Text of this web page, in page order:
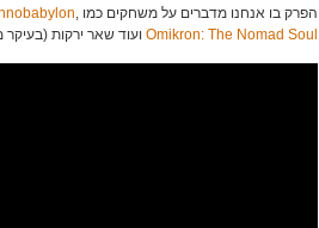
הפרק בו אנחנו מדברים על משחקים כמו ,
Omikron: The Nomad Soul ועוד שאר ירקות (בעיקר